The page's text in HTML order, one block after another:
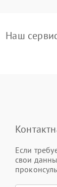
Наш
Если
свои